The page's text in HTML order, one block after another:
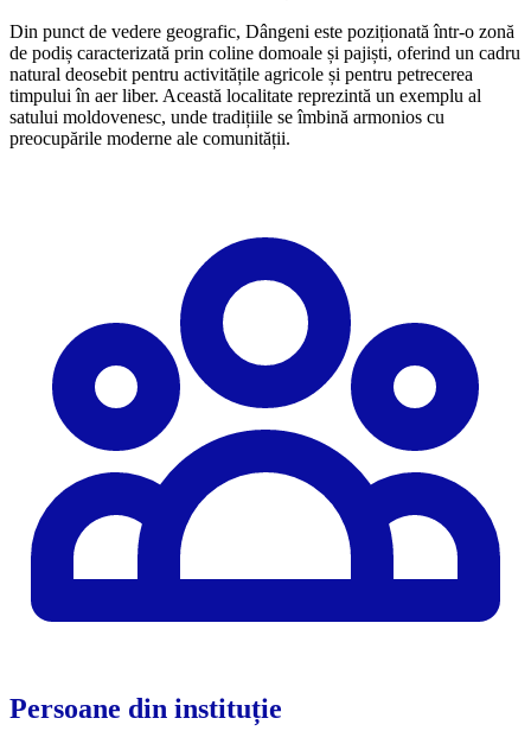
Din punct de vedere geografic, Dângeni este poziționată într-o zonă
de podiș caracterizată prin coline domoale și pajiști, oferind un cadru
natural deosebit pentru activitățile agricole și pentru petrecerea
timpului în aer liber. Această localitate reprezintă un exemplu al
satului moldovenesc, unde tradițiile se îmbină armonios cu
preocupările moderne ale comunității.
Persoane din instituție